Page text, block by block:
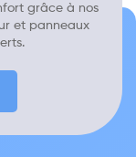
grâce à nos
et panneaux